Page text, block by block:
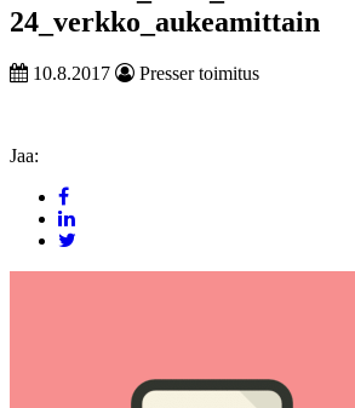
24_verkko_aukeamittain
10.8.2017 Presser toimitus
Jaa: